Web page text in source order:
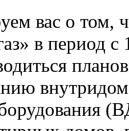
вас о том,
в период с